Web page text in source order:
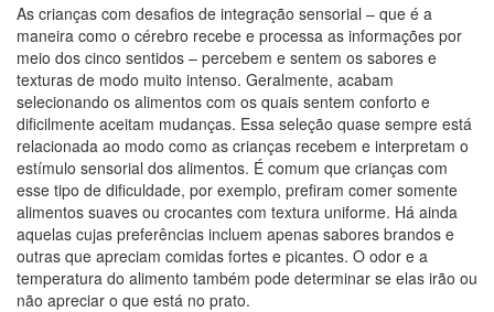
As crianças com desafios de integração sensorial – que é a
maneira como o cérebro recebe e processa as informações por
meio dos cinco sentidos – percebem e sentem os sabores e
texturas de modo muito intenso. Geralmente, acabam
selecionando os alimentos com os quais sentem conforto e
dificilmente aceitam mudanças. Essa seleção quase sempre está
relacionada ao modo como as crianças recebem e interpretam o
estímulo sensorial dos alimentos. É comum que crianças com
esse tipo de dificuldade, por exemplo, prefiram comer somente
alimentos suaves ou crocantes com textura uniforme. Há ainda
aquelas cujas preferências incluem apenas sabores brandos e
outras que apreciam comidas fortes e picantes. O odor e a
temperatura do alimento também pode determinar se elas irão ou
não apreciar o que está no prato.